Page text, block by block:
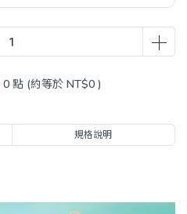
0 點 (約等於 NT$0 )
規格說明